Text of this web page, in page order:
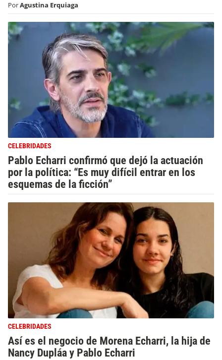
PorAgustina Erquiaga
CELEBRIDADES
Pablo Echarri confirmó que dejó la actuación
por la política: “Es muy difícil entrar en los
esquemas de la ficción”
CELEBRIDADES
Así es el negocio de Morena Echarri, la hija de
Nancy Dupláa y Pablo Echarri